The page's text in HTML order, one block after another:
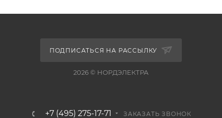
ПОДПИСАТЬСЯ НА РАССЫЛКУ
2026 © НОРДЭЛЕКТРА
+7 (495) 275-17-71 ЗАКАЗАТЬ ЗВОНОК